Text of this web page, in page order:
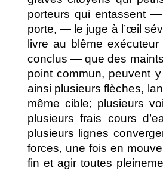
porteurs qui entassent
porte, — le juge à l’œil
livre au blême
conclus — que des
point commun, peuvent
ainsi plusieurs flèches,
même cible; plusieurs
plusieurs frais cours
plusieurs lignes
forces, une fois en
fin et agir toutes